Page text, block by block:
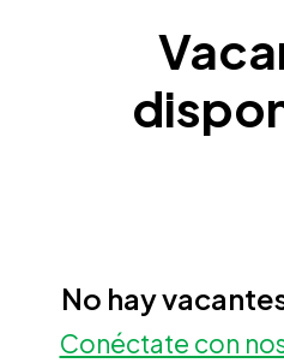
No hay
Conéctate con